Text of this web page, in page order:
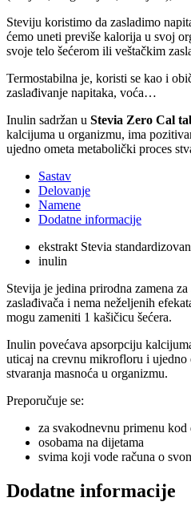
Steviju koristimo da zasladimo
ćemo uneti previše kalorija u svoj
svoje telo šećerom ili veštačkim
Termostabilna je, koristi se kao i
zaslađivanje napitaka, voća…
Inulin sadržan u Stevia Zero Cal
kalcijuma u organizmu, ima
ujedno ometa metabolički proces
Sastav
Delovanje
Namene
Dodatne informacije
ekstrakt Stevia
inulin
Stevija je jedina prirodna zamena
zaslađivača i nema neželjenih
mogu zameniti 1 kašičicu šećera.
Inulin povećava apsorpciju
uticaj na crevnu mikrofloru i ujedno
stvaranja masnoća u organizmu.
Preporučuje se:
za svakodnevnu primenu kod
osobama na dijetama
svima koji vode računa o
Dodatne informacije